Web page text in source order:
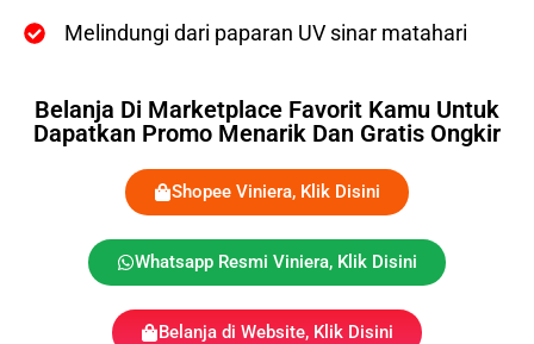
Melindungi dari paparan UV sinar matahari
Belanja Di Marketplace Favorit Kamu Untuk
Dapatkan Promo Menarik Dan Gratis Ongkir
Shopee Viniera, Klik Disini
Whatsapp Resmi Viniera, Klik Disini
Belanja di Website, Klik Disini